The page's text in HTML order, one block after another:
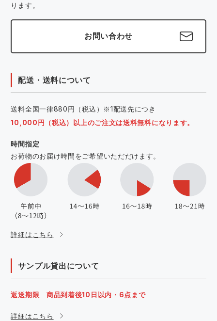
ります。
お問い合わせ
配送・送料について
送料全国一律880円（税込）※1配送先につき
10,000円（税込）以上のご注文は送料無料になります。
時間指定
お荷物のお届け時間をご希望いただだけます。
詳細はこちら
サンプル貸出について
返送期限 商品到着後10日以内・6点まで
詳細はこちら